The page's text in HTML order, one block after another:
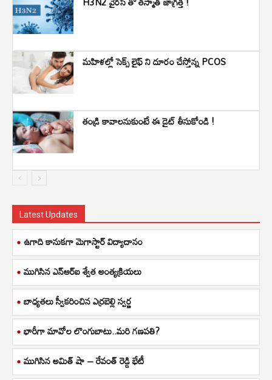
మహిళల్లో సెక్స్ లైఫ్ ని దూరం చేస్తోన్న PCOS
తండ్రి కావాలనుకుంటే ఈ డైట్ తీసుకోండి !
Latest Updates
ఉగాది కానుకగా మెగాస్టార్ విద్యాదానం
ముగిసిన ఎన్ఆర్ఐ శ్వేత అంత్యక్రియలు
బాధ్యతలు స్వీకరించిన ఎర్రబెల్లి స్వర్ణ
భారీగా మావోల లొంగుబాటు..మరి గణపతి?
ముగిసిన అమిత్ షా – రేవంత్ రెడ్డి భేటీ